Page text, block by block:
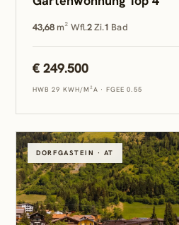
43,68 m² Wfl.2Zi.1 Bad
€ 249.500
HWB 29 KWH/M²A · FGEE 0.55
DORFGASTEIN · AT